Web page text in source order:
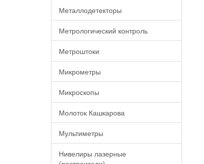
Металлодетекторы
Метрологический контроль
Метроштоки
Микрометры
Микроскопы
Молоток Кашкарова
Мультиметры
Нивелиры лазерные